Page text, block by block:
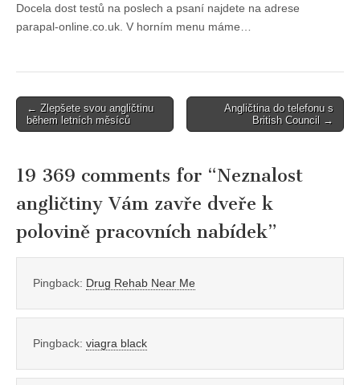
Docela dost testů na poslech a psaní najdete na adrese
parapal-online.co.uk. V horním menu máme…
Post
navigation
← Zlepšete svou angličtinu
během letních měsíců
Angličtina do telefonu s
British Council →
19 369 comments for “Neznalost
angličtiny Vám zavře dveře k
polovině pracovních nabídek”
Pingback: Drug Rehab Near Me
Pingback: viagra black